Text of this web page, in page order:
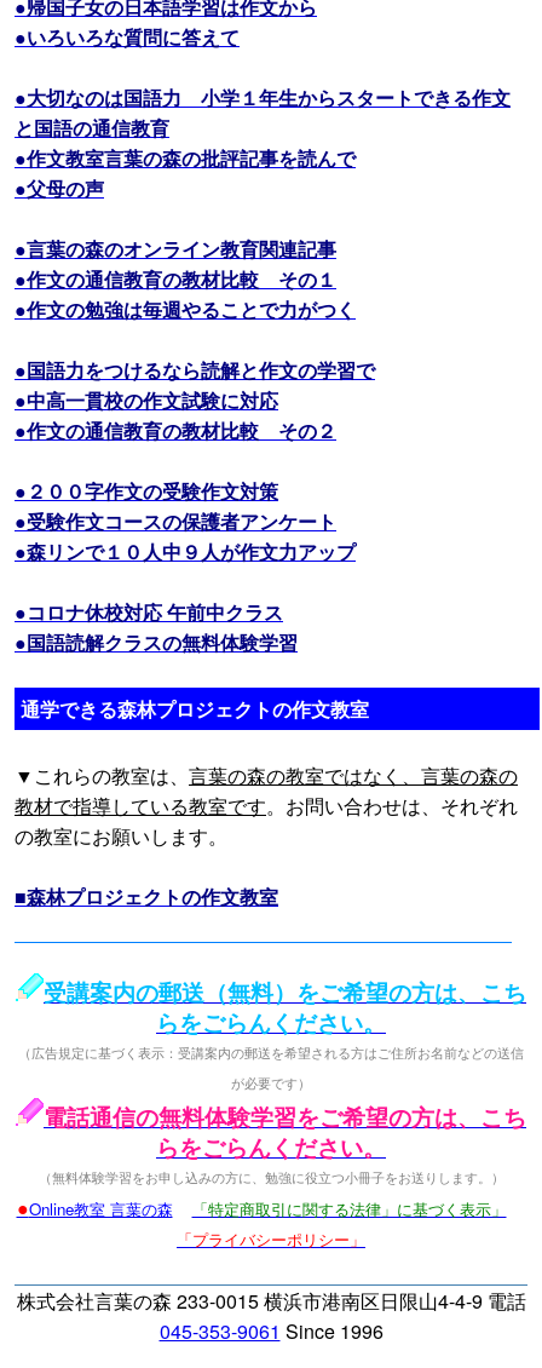
●帰国子女の日本語学習は作文から
●いろいろな質問に答えて
●大切なのは国語力 小学１年生からスタートできる作文
と国語の通信教育
●作文教室言葉の森の批評記事を読んで
●父母の声
●言葉の森のオンライン教育関連記事
●作文の通信教育の教材比較 その１
●作文の勉強は毎週やることで力がつく
●国語力をつけるなら読解と作文の学習で
●中高一貫校の作文試験に対応
●作文の通信教育の教材比較 その２
●２００字作文の受験作文対策
●受験作文コースの保護者アンケート
●森リンで１０人中９人が作文力アップ
●コロナ休校対応 午前中クラス
●国語読解クラスの無料体験学習
通学できる森林プロジェクトの作文教室
▼これらの教室は、 言葉の森の教室ではなく、言葉の森の
教材で指導している教室です。お問い合わせは、それぞれ
の教室にお願いします。
■森林プロジェクトの作文教室
受講案内の郵送（無料）をご希望の方は、こち
らをごらんください。
（広告規定に基づく表示：受講案内の郵送を希望される方はご住所お名前などの送信
が必要です）
電話通信の無料体験学習をご希望の方は、こち
らをごらんください。
（無料体験学習をお申し込みの方に、勉強に役立つ小冊子をお送りします。）
●Online教室 言葉の森
「特定商取引に関する法律」に基づく表示」
「プライバシーポリシー」
株式会社言葉の森 233-0015 横浜市港南区日限山4-4-9 電話
045-353-9061 Since 1996